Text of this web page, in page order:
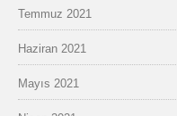
Temmuz 2021
Haziran 2021
Mayıs 2021